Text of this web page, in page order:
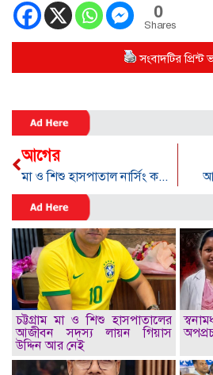
0
Shares
সংবাদটির প্রিন্ট
আগের
মা ও শিশু হাসপাতাল নার্সিং কলেজ শিক্ষার্থীদের শিরাবরণ ও শপথ গ্রহণ
চট্টগ্রাম মা ও শিশু হাসপাতালের
আজীবন সদস্য লায়ন গিয়াস
উদ্দিন আর নেই